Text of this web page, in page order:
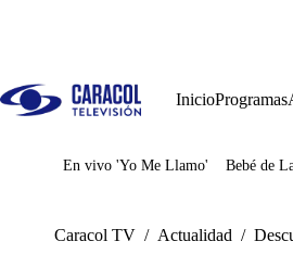
InicioProgramas
Juegos
En vivo 'Yo Me Llamo' Bebé de
Caracol TV / Actualidad /